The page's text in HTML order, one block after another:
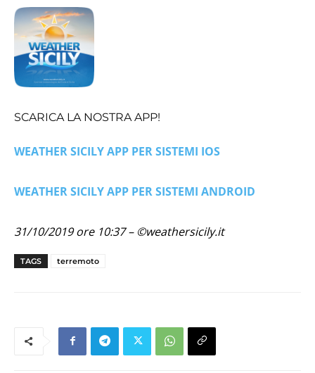
SCARICA LA NOSTRA APP!
WEATHER SICILY APP PER SISTEMI IOS
WEATHER SICILY APP PER SISTEMI ANDROID
31/10/2019 ore 10:37 – ©weathersicily.it
TAGS terremoto